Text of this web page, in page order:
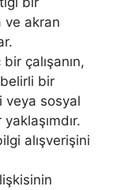
ve akran
çalışanın,
bir
veya sosyal
alışverişini